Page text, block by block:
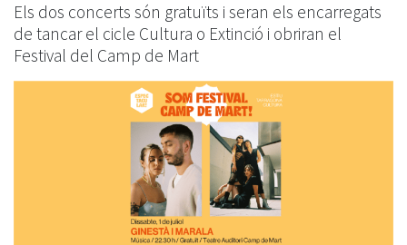
Els dos concerts són gratuïts i seran els encarregats
de tancar el cicle Cultura o Extinció i obriran el
Festival del Camp de Mart